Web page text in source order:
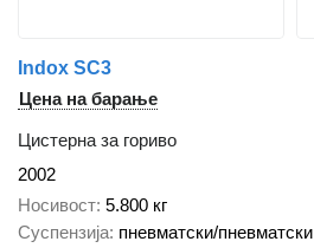
Indox SC3
Цена на барање
Цистерна за гориво
2002
Носивост 5.800 кг
Суспензија пневматски/пневматски